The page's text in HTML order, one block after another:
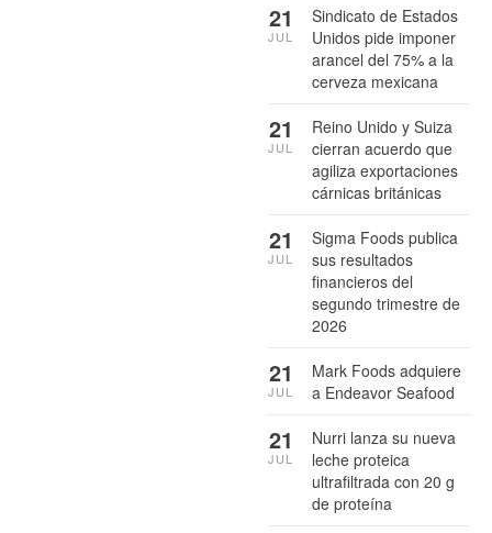
Sindicato de Estados
Unidos pide imponer
arancel del 75% a la
cerveza mexicana
21
JUL
Reino Unido y Suiza
cierran acuerdo que
agiliza exportaciones
cárnicas británicas
21
JUL
Sigma Foods publica
sus resultados
financieros del
segundo trimestre de
2026
21
JUL
Mark Foods adquiere
a Endeavor Seafood
21
JUL
Nurri lanza su nueva
leche proteica
ultrafiltrada con 20 g
de proteína
21
JUL